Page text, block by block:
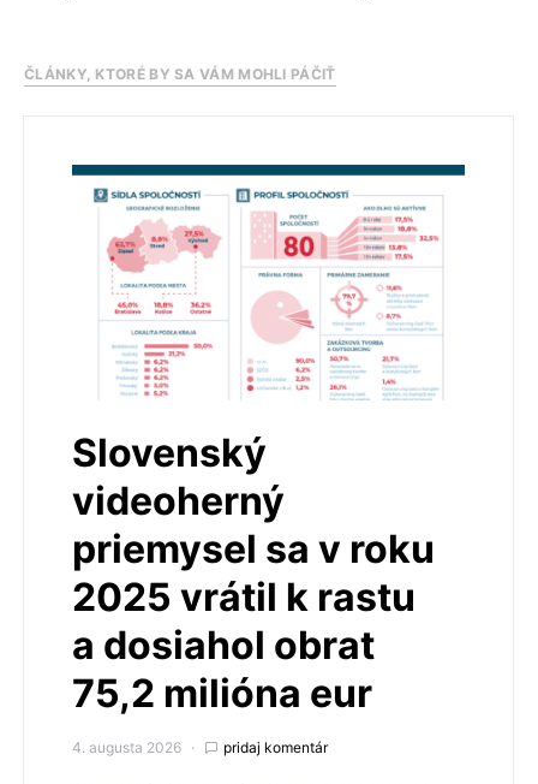
ČLÁNKY, KTORÉ BY SA VÁM MOHLI PÁČIŤ
Slovenský
videoherný
priemysel sa v roku
2025 vrátil k rastu
a dosiahol obrat
75,2 milióna eur
4. augusta 2026 pridaj komentár